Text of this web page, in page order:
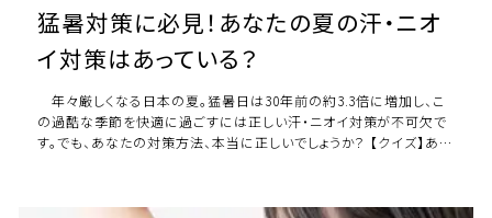
猛暑対策に必見！あなたの夏の汗・ニオ
イ対策はあっている？
年々厳しくなる日本の夏。猛暑日は30年前の約3.3倍に増加し、こ
の過酷な季節を快適に過ごすには正しい汗・ニオイ対策が不可欠で
す。でも、あなたの対策方法、本当に正しいでしょうか？ 【クイズ】あな